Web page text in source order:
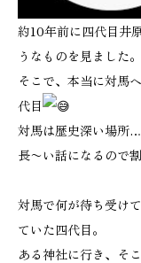
約10年前に四代目井
うなものを見ました。
そこで、本当に対馬
代目
対馬は歴史深い場所
長〜い話になるので割
対馬で何が待ち受け
ていた四代目。
ある神社に行き、そ